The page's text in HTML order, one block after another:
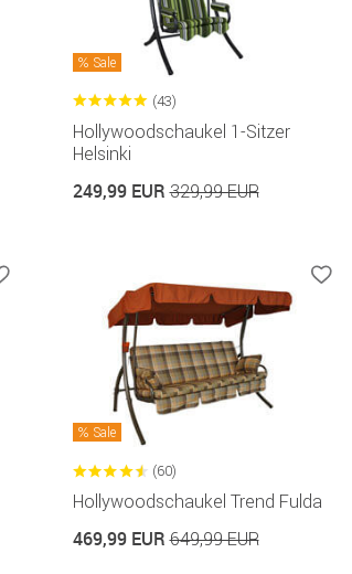
Sale
(43)
Hollywoodschaukel 1-Sitzer
Helsinki
249,99 EUR329,99 EUR
Sale
(60)
Hollywoodschaukel Trend Fulda
469,99 EUR649,99 EUR